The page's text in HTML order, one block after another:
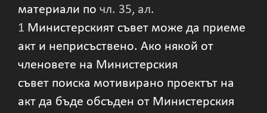
материали по чл. 35, ал.
1 Министерският съвет може да приеме
акт и неприсъствено. Ако някой от
членовете на Министерския
съвет поиска мотивирано проектът на
акт да бъде обсъден от Министерския